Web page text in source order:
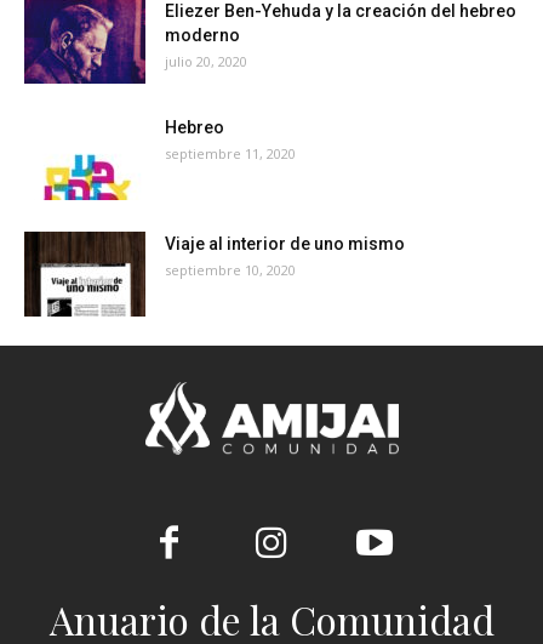
Eliezer Ben-Yehuda y la creación del hebreo
moderno
julio 20, 2020
Hebreo
septiembre 11, 2020
Viaje al interior de uno mismo
septiembre 10, 2020
Anuario de la Comunidad